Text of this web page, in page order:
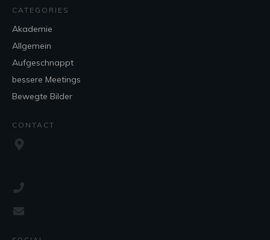
CATEGORIES
Akademie
Allgemein
Aufgeschnappt
bessere Meetings
Bewegte Bilder
CONTACT